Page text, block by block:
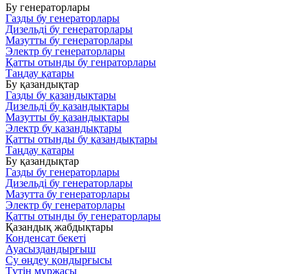
Бу генераторлары
Газды бу генераторлары
Дизельді бу генераторлары
Мазутты бу генераторлары
Электр бу генераторлары
Қатты отынды бу генраторлары
Таңдау қатары
Бу қазандықтар
Газды бу қазандықтары
Дизельді бу қазандықтары
Мазутты бу қазандықтары
Электр бу қазандықтары
Қатты отынды бу қазандықтары
Таңдау қатары
Бу қазандықтар
Газды бу генераторлары
Дизельді бу генераторлары
Мазутта бу генераторлары
Электр бу генераторлары
Қатты отынды бу генераторлары
Қазандық жабдықтары
Конденсат бекеті
Ауасыздандырғыш
Су өңдеу қондырғысы
Түтін мұржасы